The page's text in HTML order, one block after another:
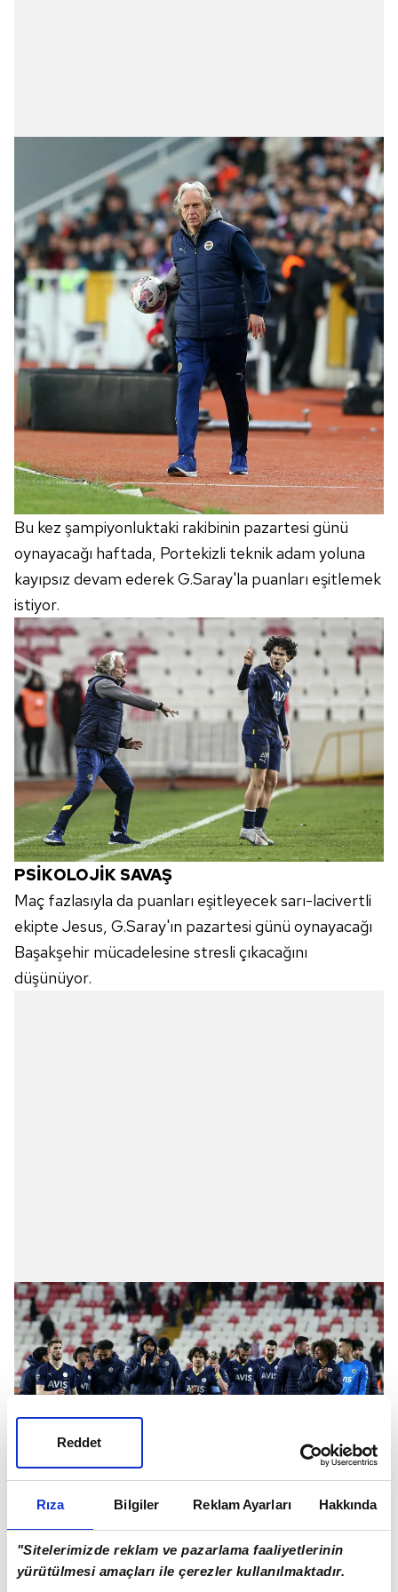
Rıza Bilgiler Reklam Ayarları Hakkında
"Sitelerimizde reklam ve pazarlama faaliyetlerinin
yürütülmesi amaçları ile çerezler kullanılmaktadır.
Reddet
Bu kez şampiyonluktaki rakibinin pazartesi günü
oynayacağı haftada, Portekizli teknik adam yoluna
kayıpsız devam ederek G.Saray'la puanları eşitlemek
istiyor.
PSİKOLOJİK SAVAŞ
Maç fazlasıyla da puanları eşitleyecek sarı-lacivertli
ekipte Jesus, G.Saray'ın pazartesi günü oynayacağı
Başakşehir mücadelesine stresli çıkacağını
düşünüyor.
Oyuncularıyla toplantı yapan Portekizli hoca,
şampiyonluk mücadelesinde bu durumun önemi
değindi.